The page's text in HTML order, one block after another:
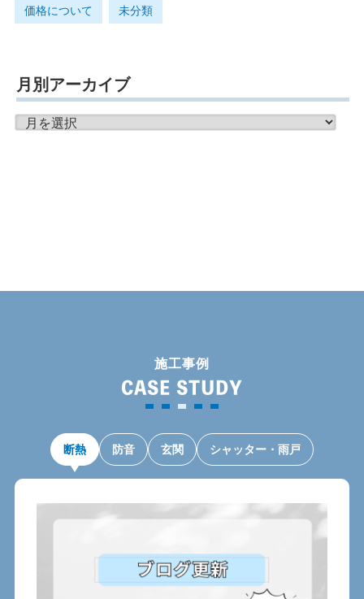
価格について 未分類
月別アーカイブ
月
別
施工事例
CASE STUDY
断熱 防音 玄関 シャッター・雨戸